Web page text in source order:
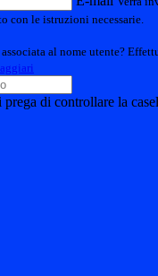
con le istruzioni necessarie.
al nome utente?
di controllare la